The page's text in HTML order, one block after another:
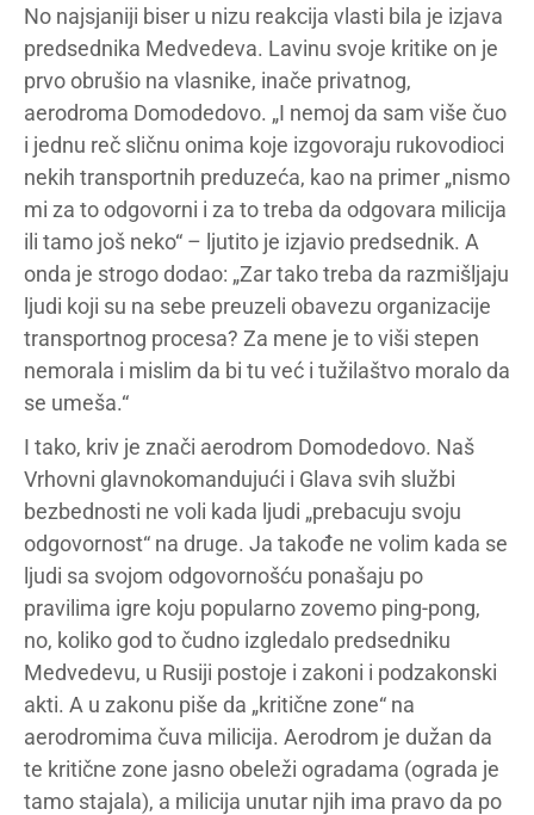
No najsjaniji biser u nizu reakcija vlasti bila je izjava
predsednika Medvedeva. Lavinu svoje kritike on je
prvo obrušio na vlasnike, inače privatnog,
aerodroma Domodedovo. „I nemoj da sam više čuo
i jednu reč sličnu onima koje izgovoraju rukovodioci
nekih transportnih preduzeća, kao na primer „nismo
mi za to odgovorni i za to treba da odgovara milicija
ili tamo još neko“ – ljutito je izjavio predsednik. A
onda je strogo dodao: „Zar tako treba da razmišljaju
ljudi koji su na sebe preuzeli obavezu organizacije
transportnog procesa? Za mene je to viši stepen
nemorala i mislim da bi tu već i tužilaštvo moralo da
se umeša.“
I tako, kriv je znači aerodrom Domodedovo. Naš
Vrhovni glavnokomandujući i Glava svih službi
bezbednosti ne voli kada ljudi „prebacuju svoju
odgovornost“ na druge. Ja takođe ne volim kada se
ljudi sa svojom odgovornošću ponašaju po
pravilima igre koju popularno zovemo ping-pong,
no, koliko god to čudno izgledalo predsedniku
Medvedevu, u Rusiji postoje i zakoni i podzakonski
akti. A u zakonu piše da „kritične zone“ na
aerodromima čuva milicija. Aerodrom je dužan da
te kritične zone jasno obeleži ogradama (ograda je
tamo stajala), a milicija unutar njih ima pravo da po